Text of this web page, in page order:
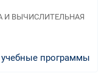
И ВЫЧИСЛИТЕЛЬНАЯ
учебные программы